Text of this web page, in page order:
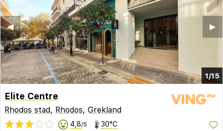
1/15
▶︎
◀︎
Elite Centre
Rhodos stad, Rhodos, Grekland
4,8/5 30°C